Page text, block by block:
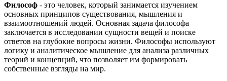
Философ - это человек, который занимается изучением
основных принципов существования, мышления и
взаимоотношений людей. Основная задача философа
заключается в исследовании сущности вещей и поиске
ответов на глубокие вопросы жизни. Философы используют
логику и аналитическое мышление для анализа различных
теорий и концепций, что позволяет им формировать
собственные взгляды на мир.